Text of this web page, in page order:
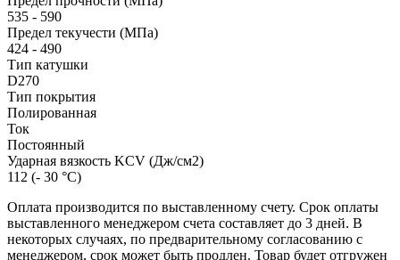
535 - 590
Предел текучести (МПа)
424 - 490
Тип катушки
D270
Тип покрытия
Полированная
Ток
Постоянный
Ударная вязкость KCV (Дж/см2)
112 (- 30 °С)
Оплата производится по выставленному счету. Срок оплаты
выставленного менеджером счета составляет до 3 дней. В
некоторых случаях, по предварительному согласованию с
менеджером, срок может быть продлен. Товар будет отгружен